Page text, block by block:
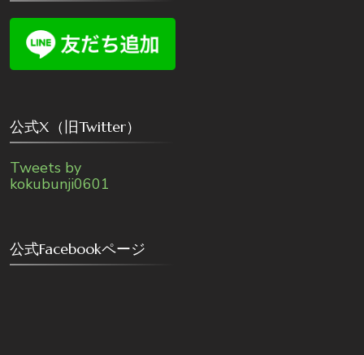
公式X（旧Twitter）
Tweets by
kokubunji0601
公式Facebookページ